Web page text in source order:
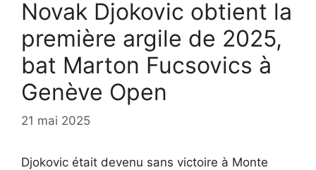
Novak Djokovic obtient la
première argile de 2025,
bat Marton Fucsovics à
Genève Open
21 mai 2025
Djokovic était devenu sans victoire à Monte